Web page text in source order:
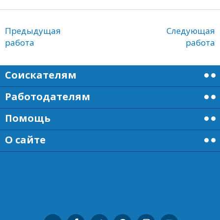
Предыдущая
работа
Следующая
работа
Соискателям
Работодателям
Помощь
О сайте